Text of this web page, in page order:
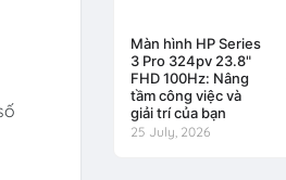
Màn hình HP Series
3 Pro 324pv 23.8"
FHD 100Hz: Nâng
tầm công việc và
giải trí của bạn
25 July, 2026